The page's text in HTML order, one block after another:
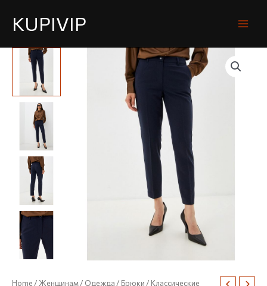
KUPIVIP
Home/Женщинам/ Одежда/ Брюки/ Классические